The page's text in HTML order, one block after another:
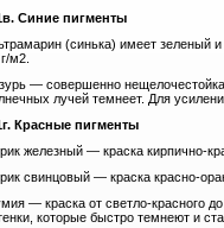
Синие пигменты
(синька) имеет зеленый
м2.
— совершенно
лучей темнеет. Для
Красные пигменты
железный — краска кирпично-
свинцовый — краска красно-
— краска от светло-красного
которые быстро темнеют и